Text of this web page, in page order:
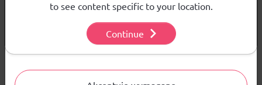
DARMOWA WYSYŁKAod 299 PLN
14 DNINA ZWROT TOWARU
Sprzedaż hurtowa
to see content specific to your location.
Continue